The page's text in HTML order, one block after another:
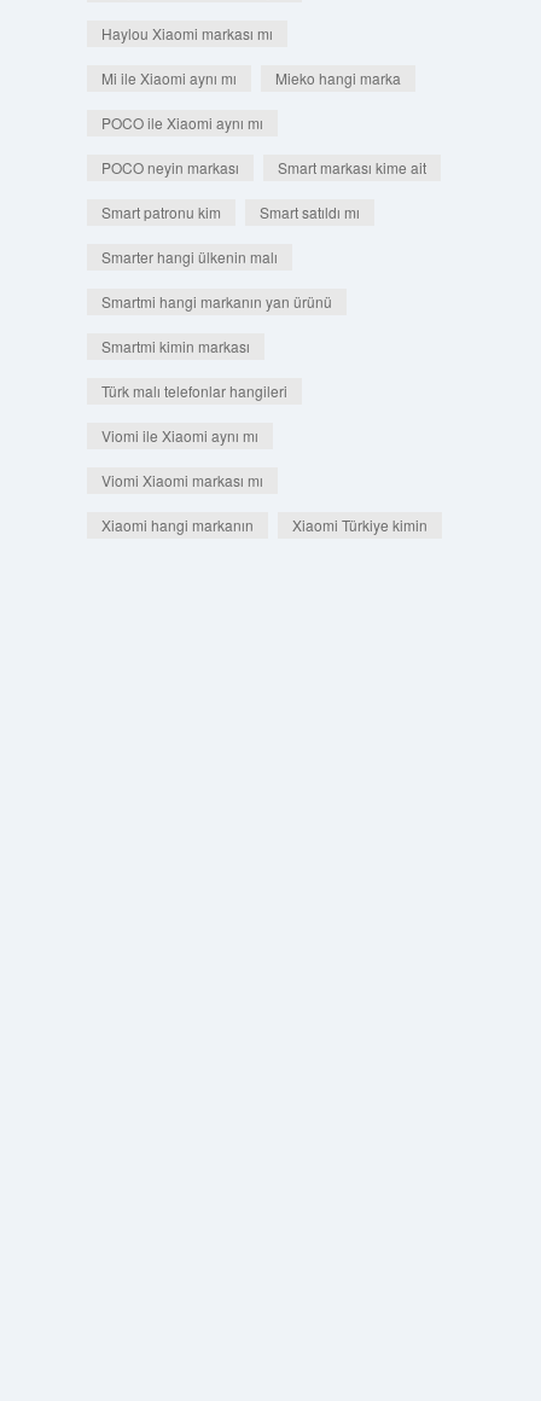
Haylou Xiaomi markası mı
Mi ile Xiaomi aynı mı Mieko hangi marka
POCO ile Xiaomi aynı mı
POCO neyin markası Smart markası kime ait
Smart patronu kim Smart satıldı mı
Smarter hangi ülkenin malı
Smartmi hangi markanın yan ürünü
Smartmi kimin markası
Türk malı telefonlar hangileri
Viomi ile Xiaomi aynı mı
Viomi Xiaomi markası mı
Xiaomi hangi markanın Xiaomi Türkiye kimin